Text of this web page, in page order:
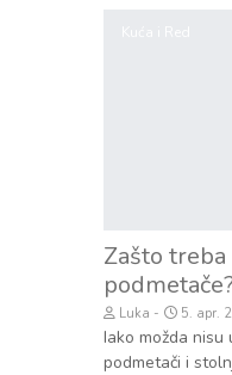
Zašto
Luka 5. apr.
Iako možda
podmetači i